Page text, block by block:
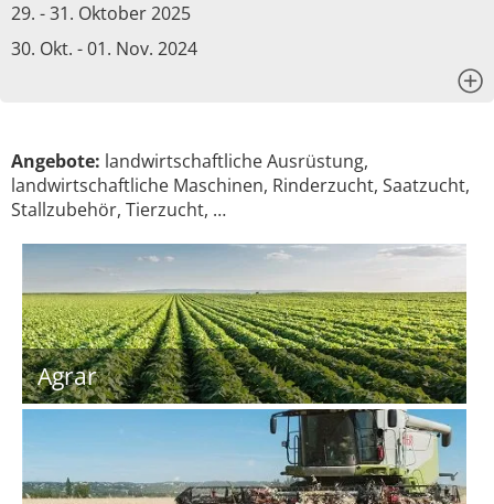
29. - 31. Oktober 2025
30. Okt. - 01. Nov. 2024
Angebote: landwirtschaftliche Ausrüstung,
landwirtschaftliche Maschinen, Rinderzucht, Saatzucht,
Stallzubehör, Tierzucht, …
Agrar